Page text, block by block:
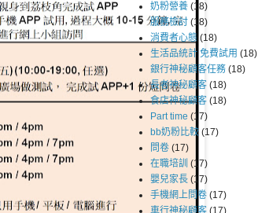
奶粉營養 (18)
服務檢討 (18)
消費者心態 (18)
生活品統計 免費試用 (18)
銀行神秘顧客任務 (18)
長者神秘顧客 (18)
食店神秘顧客 (18)
Part time (17)
bb奶粉比較 (17)
問卷 (17)
在職培訓 (17)
嬰兒家長 (17)
手機網上問卷 (17)
車行神秘顧客 (17)